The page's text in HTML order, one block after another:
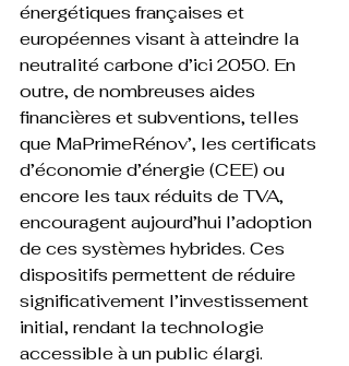
énergétiques françaises et
européennes visant à atteindre la
neutralité carbone d’ici 2050. En
outre, de nombreuses aides
financières et subventions, telles
que MaPrimeRénov’, les certificats
d’économie d’énergie (CEE) ou
encore les taux réduits de TVA,
encouragent aujourd’hui l’adoption
de ces systèmes hybrides. Ces
dispositifs permettent de réduire
significativement l’investissement
initial, rendant la technologie
accessible à un public élargi.